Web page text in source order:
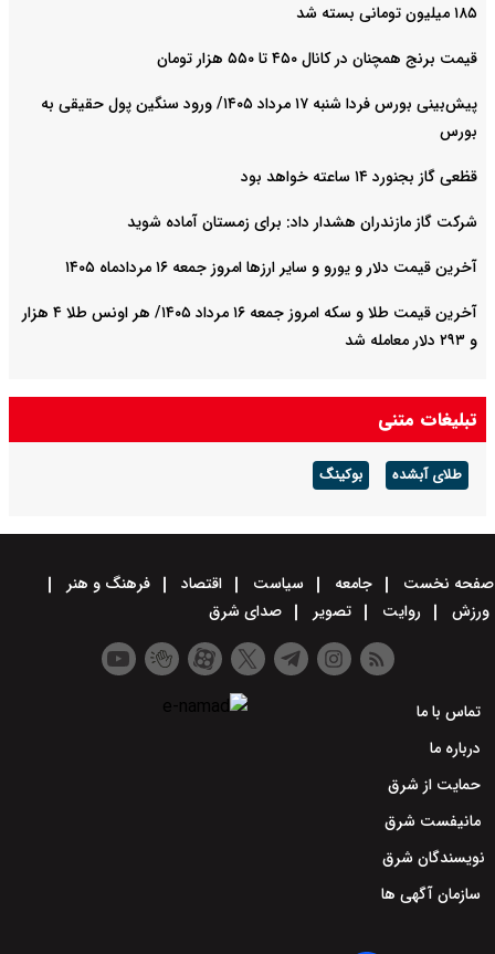
۱۸۵ میلیون تومانی بسته شد
قیمت برنج همچنان در کانال ۴۵۰ تا ۵۵۰ هزار تومان
پیش‌بینی بورس فردا شنبه ۱۷ مرداد ۱۴۰۵/ ورود سنگین پول حقیقی به
بورس
قظعی گاز بجنورد ۱۴ ساعته خواهد بود
شرکت گاز مازندران هشدار داد: برای زمستان آماده شوید
آخرین قیمت دلار و یورو و سایر ارزها امروز جمعه ۱۶ مردادماه ۱۴۰۵
آخرین قیمت طلا و سکه امروز جمعه ۱۶ مرداد ۱۴۰۵/ هر اونس طلا ۴ هزار
و ٢٩٣ دلار معامله شد
تبلیغات متنی
طلای آبشده بوکینگ
صفحه نخست جامعه سیاست اقتصاد
فرهنگ و هنر
ورزش
روایت تصویر صدای شرق
تماس با ما
درباره ما
حمایت از شرق
مانیفست شرق
نویسندگان شرق
سازمان آگهی ها